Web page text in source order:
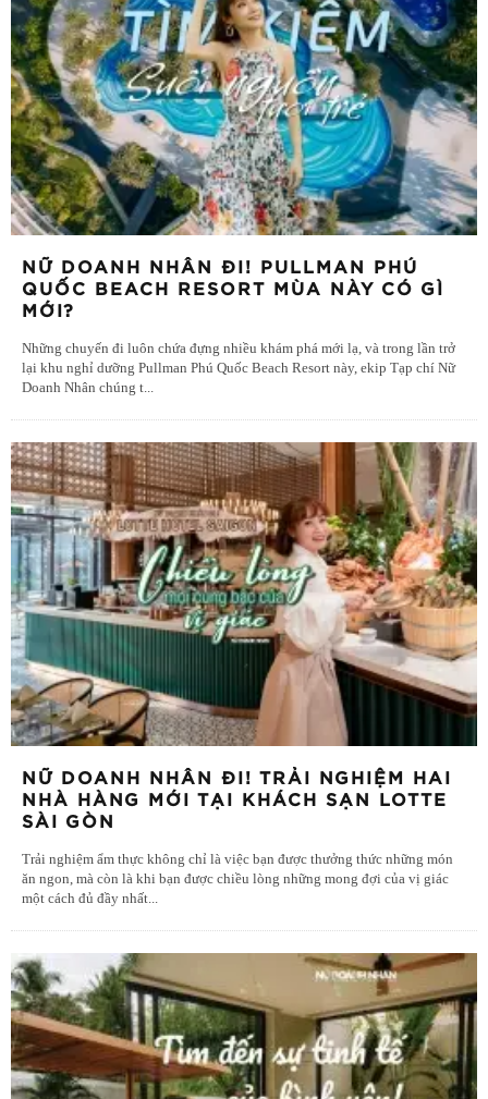
NỮ DOANH NHÂN ĐI! PULLMAN PHÚ
QUỐC BEACH RESORT MÙA NÀY CÓ GÌ
MỚI?
Những chuyến đi luôn chứa đựng nhiều khám phá mới lạ, và trong lần trở
lại khu nghỉ dưỡng Pullman Phú Quốc Beach Resort này, ekip Tạp chí Nữ
Doanh Nhân chúng t
NỮ DOANH NHÂN ĐI! TRẢI NGHIỆM HAI
NHÀ HÀNG MỚI TẠI KHÁCH SẠN LOTTE
SÀI GÒN
Trải nghiệm ẩm thực không chỉ là việc bạn được thưởng thức những món
ăn ngon, mà còn là khi bạn được chiều lòng những mong đợi của vị giác
một cách đủ đầy nhất...